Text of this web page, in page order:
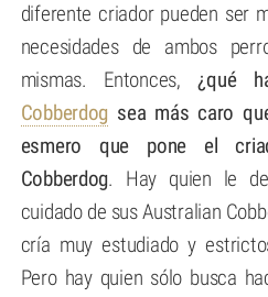
diferente criador pueden ser
necesidades de ambos
mismas. Entonces,¿qué
Cobberdog sea más caro
esmero que pone el
Cobberdog. Hay quien le
cuidado de sus Australian
cría muy estudiado y
Pero hay quien sólo busca